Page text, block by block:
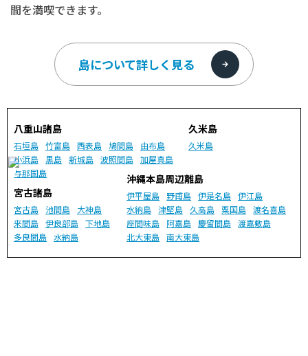
間を満喫できます。
島について詳しく見る
八重山諸島
石垣島 竹富島 西表島 鳩間島
由布島
小浜島 黒島 新城島 波照間島 加屋真島
与那国島
久米島
久米島
宮古諸島
宮古島 池間島
大神島
来間島 伊良部島 下地島
多良間島 水納島
沖縄本島周辺離島
伊平屋島 野甫島 伊是名島
伊江島
水納島
津堅島 久高島 粟国島
渡名喜島
座間味島
阿嘉島 慶留間島
渡嘉敷島
北大東島
南大東島